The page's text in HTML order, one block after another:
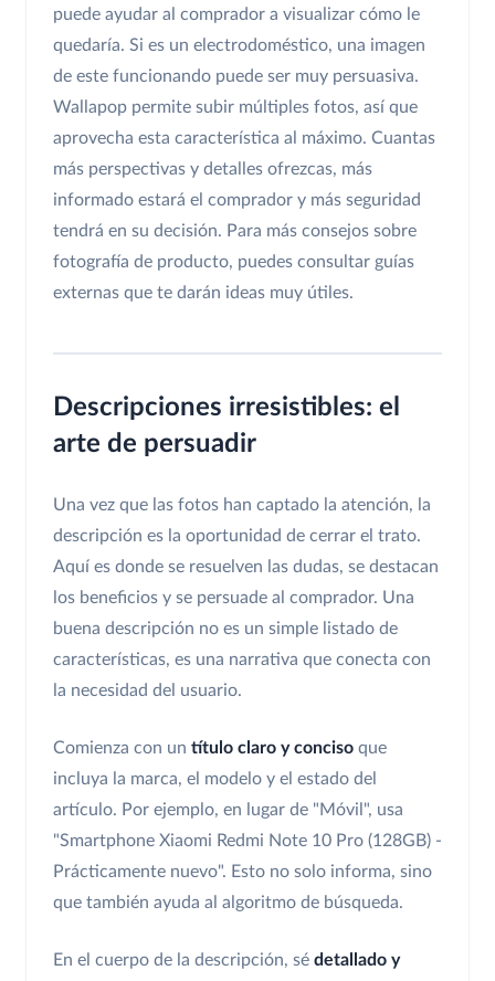
puede ayudar al comprador a visualizar cómo le
quedaría. Si es un electrodoméstico, una imagen
de este funcionando puede ser muy persuasiva.
Wallapop permite subir múltiples fotos, así que
aprovecha esta característica al máximo. Cuantas
más perspectivas y detalles ofrezcas, más
informado estará el comprador y más seguridad
tendrá en su decisión. Para más consejos sobre
fotografía de producto, puedes consultar guías
externas que te darán ideas muy útiles.
Descripciones irresistibles: el
arte de persuadir
Una vez que las fotos han captado la atención, la
descripción es la oportunidad de cerrar el trato.
Aquí es donde se resuelven las dudas, se destacan
los beneficios y se persuade al comprador. Una
buena descripción no es un simple listado de
características, es una narrativa que conecta con
la necesidad del usuario.
Comienza con un título claro y conciso que
incluya la marca, el modelo y el estado del
artículo. Por ejemplo, en lugar de "Móvil", usa
"Smartphone Xiaomi Redmi Note 10 Pro (128GB) -
Prácticamente nuevo". Esto no solo informa, sino
que también ayuda al algoritmo de búsqueda.
En el cuerpo de la descripción, sé detallado y